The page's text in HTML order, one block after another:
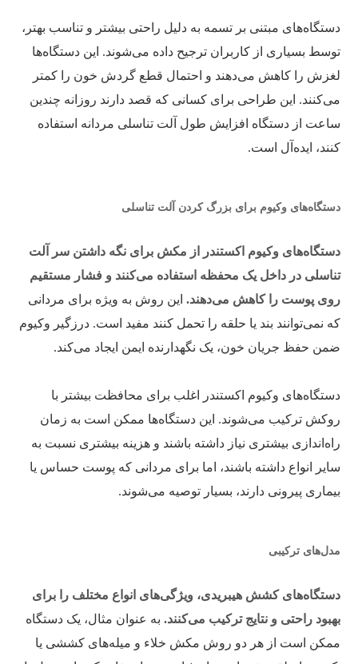
دستگاه‌های مبتنی بر تسمه به دلیل راحتی بیشتر و تناسب بهتر،
توسط بسیاری از کاربران ترجیح داده می‌شوند. این دستگاه‌ها
لغزش را کاهش می‌دهند و احتمال قطع گردش خون را کمتر
می‌کنند. این طراحی برای کسانی که قصد دارند روزانه چندین
ساعت از دستگاه افزایش طول آلت تناسلی مردانه استفاده
کنند، ایده‌آل است.
دستگاه‌های وکیوم برای بزرگ کردن آلت تناسلی
دستگاه‌های وکیوم اکستندر از مکش برای نگه داشتن سر آلت
تناسلی در داخل یک محفظه استفاده می‌کنند و فشار مستقیم
روی پوست را کاهش می‌دهند. این روش به ویژه برای مردانی
که نمی‌توانند بند یا حلقه را تحمل کنند مفید است. درزگیر وکیوم
ضمن حفظ جریان خون، یک نگهدارنده ایمن ایجاد می‌کند.
دستگاه‌های وکیوم اکستندر اغلب برای محافظت بیشتر با
روکش ترکیب می‌شوند. این دستگاه‌ها ممکن است به زمان
راه‌اندازی بیشتری نیاز داشته باشند و هزینه بیشتری نسبت به
سایر انواع داشته باشند، اما برای مردانی که پوست حساس یا
بیماری پیرونی دارند، بسیار توصیه می‌شوند.
مدل‌های ترکیبی
دستگاه‌های کشش هیبریدی، ویژگی‌های انواع مختلف را برای
بهبود راحتی و نتایج ترکیب می‌کنند. به عنوان مثال، یک دستگاه
ممکن است از هر دو روش مکش خلاء و میله‌های کششی یا